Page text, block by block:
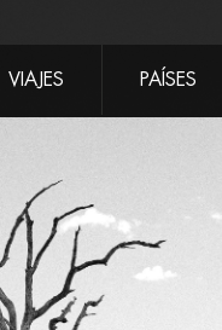
VIAJES PAÍSES